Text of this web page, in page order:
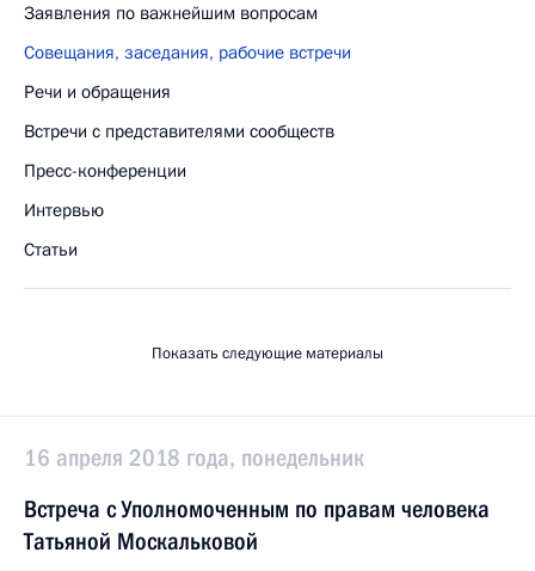
Заявления по важнейшим вопросам
Совещания, заседания, рабочие встречи
Речи и обращения
Встречи с представителями сообществ
Пресс-конференции
Интервью
Статьи
Показать следующие материалы
16 апреля 2018 года, понедельник
Встреча с Уполномоченным по правам человека
Татьяной Москальковой